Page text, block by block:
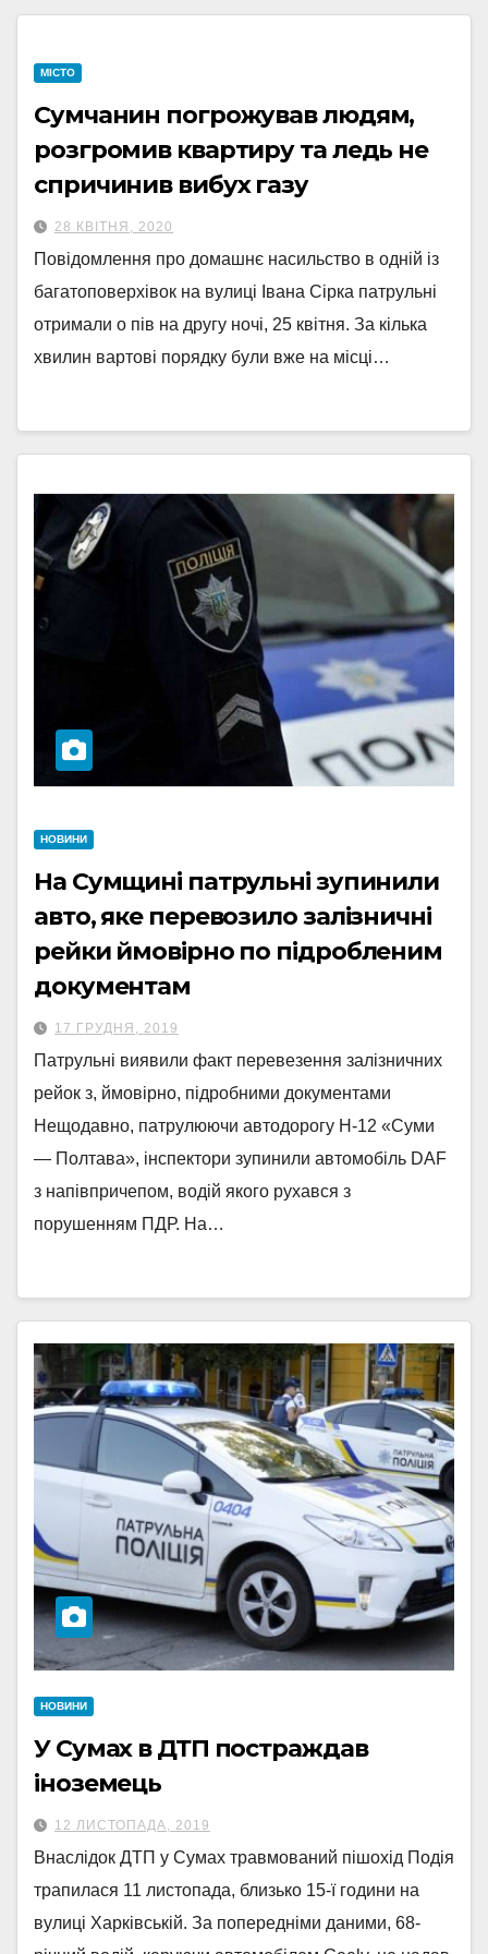
МІСТО
Сумчанин погрожував людям,
розгромив квартиру та ледь не
спричинив вибух газу
28 КВІТНЯ, 2020
Повідомлення про домашнє насильство в одній із
багатоповерхівок на вулиці Івана Сірка патрульні
отримали о пів на другу ночі, 25 квітня. За кілька
хвилин вартові порядку були вже на місці…
НОВИНИ
На Сумщині патрульні зупинили
авто, яке перевозило залізничні
рейки ймовірно по підробленим
документам
17 ГРУДНЯ, 2019
Патрульні виявили факт перевезення залізничних
рейок з, ймовірно, підробними документами
Нещодавно, патрулюючи автодорогу Н-12 «Суми
— Полтава», інспектори зупинили автомобіль DAF
з напівпричепом, водій якого рухався з
порушенням ПДР. На…
НОВИНИ
У Сумах в ДТП постраждав
іноземець
12 ЛИСТОПАДА, 2019
Внаслідок ДТП у Сумах травмований пішохід Подія
трапилася 11 листопада, близько 15-ї години на
вулиці Харківській. За попередніми даними, 68-